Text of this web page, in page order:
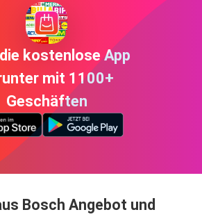
kostenlose App
mit 1100+
Geschäften
Bosch Angebot und